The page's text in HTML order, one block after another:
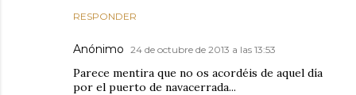
RESPONDER
Anónimo 24 de octubre de 2013 a las 13:53
Parece mentira que no os acordéis de aquel día
por el puerto de navacerrada...